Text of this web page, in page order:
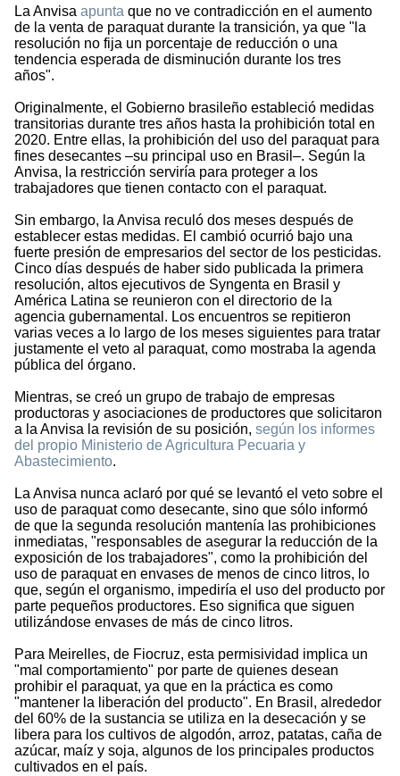
La Anvisa apunta que no ve contradicción en el aumento
de la venta de paraquat durante la transición, ya que "la
resolución no fija un porcentaje de reducción o una
tendencia esperada de disminución durante los tres
años".
Originalmente, el Gobierno brasileño estableció medidas
transitorias durante tres años hasta la prohibición total en
2020. Entre ellas, la prohibición del uso del paraquat para
fines desecantes –su principal uso en Brasil–. Según la
Anvisa, la restricción serviría para proteger a los
trabajadores que tienen contacto con el paraquat.
Sin embargo, la Anvisa reculó dos meses después de
establecer estas medidas. El cambió ocurrió bajo una
fuerte presión de empresarios del sector de los pesticidas.
Cinco días después de haber sido publicada la primera
resolución, altos ejecutivos de Syngenta en Brasil y
América Latina se reunieron con el directorio de la
agencia gubernamental. Los encuentros se repitieron
varias veces a lo largo de los meses siguientes para tratar
justamente el veto al paraquat, como mostraba la agenda
pública del órgano.
Mientras, se creó un grupo de trabajo de empresas
productoras y asociaciones de productores que solicitaron
a la Anvisa la revisión de su posición, según los informes
del propio Ministerio de Agricultura Pecuaria y
Abastecimiento.
La Anvisa nunca aclaró por qué se levantó el veto sobre el
uso de paraquat como desecante, sino que sólo informó
de que la segunda resolución mantenía las prohibiciones
inmediatas, "responsables de asegurar la reducción de la
exposición de los trabajadores", como la prohibición del
uso de paraquat en envases de menos de cinco litros, lo
que, según el organismo, impediría el uso del producto por
parte pequeños productores. Eso significa que siguen
utilizándose envases de más de cinco litros.
Para Meirelles, de Fiocruz, esta permisividad implica un
"mal comportamiento" por parte de quienes desean
prohibir el paraquat, ya que en la práctica es como
"mantener la liberación del producto". En Brasil, alrededor
del 60% de la sustancia se utiliza en la desecación y se
libera para los cultivos de algodón, arroz, patatas, caña de
azúcar, maíz y soja, algunos de los principales productos
cultivados en el país.